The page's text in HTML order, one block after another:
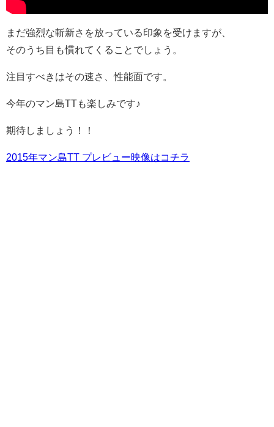
まだ強烈な斬新さを放っている印象を受けますが、
そのうち目も慣れてくることでしょう。
注目すべきはその速さ、性能面です。
今年のマン島TTも楽しみです♪
期待しましょう！！
2015年マン島TT プレビュー映像はコチラ